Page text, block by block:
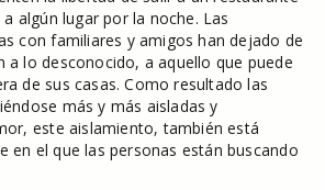
algún lugar por la noche. Las
con familiares y amigos han dejado de
a lo desconocido, a aquello que puede
de sus casas. Como resultado las
más y más aisladas y
este aislamiento, también está
en el que las personas están buscando